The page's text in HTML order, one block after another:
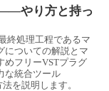
やり方と持っ
終処理工程であるマ
についての解説とマ
めフリーVSTプラグ
な統合ツール
を説明します。